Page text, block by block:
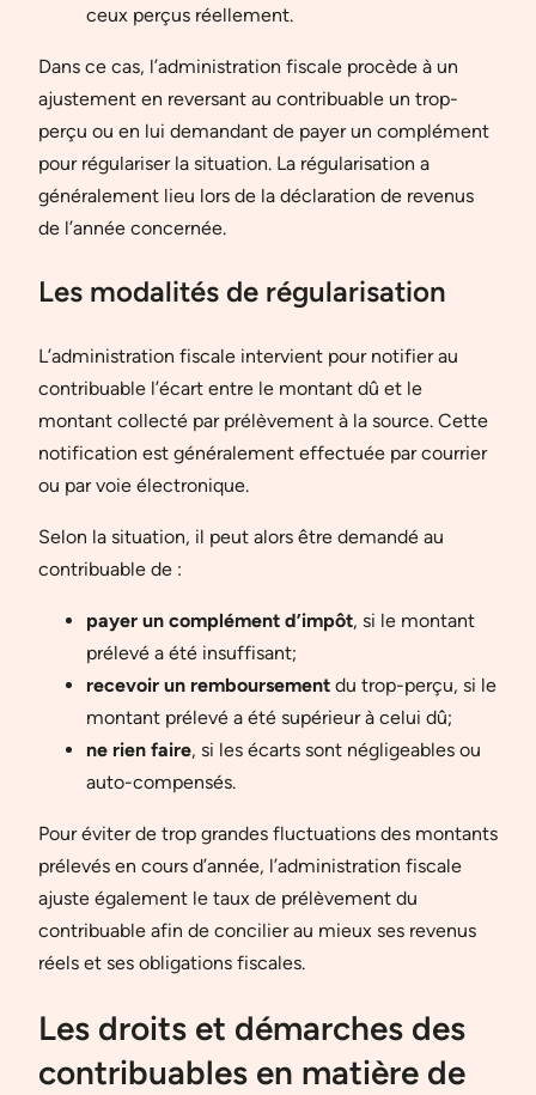
ceux perçus réellement.
Dans ce cas, l’administration fiscale procède à un
ajustement en reversant au contribuable un trop-
perçu ou en lui demandant de payer un complément
pour régulariser la situation. La régularisation a
généralement lieu lors de la déclaration de revenus
de l’année concernée.
Les modalités de régularisation
L’administration fiscale intervient pour notifier au
contribuable l’écart entre le montant dû et le
montant collecté par prélèvement à la source. Cette
notification est généralement effectuée par courrier
ou par voie électronique.
Selon la situation, il peut alors être demandé au
contribuable de :
payer un complément d’impôt, si le montant
prélevé a été insuffisant;
recevoir un remboursement du trop-perçu, si le
montant prélevé a été supérieur à celui dû;
ne rien faire, si les écarts sont négligeables ou
auto-compensés.
Pour éviter de trop grandes fluctuations des montants
prélevés en cours d’année, l’administration fiscale
ajuste également le taux de prélèvement du
contribuable afin de concilier au mieux ses revenus
réels et ses obligations fiscales.
Les droits et démarches des
contribuables en matière de